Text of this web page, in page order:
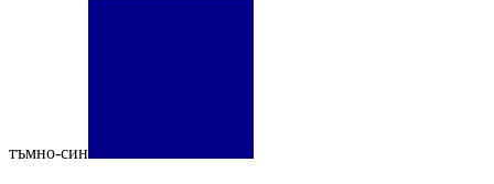
тъмно-син